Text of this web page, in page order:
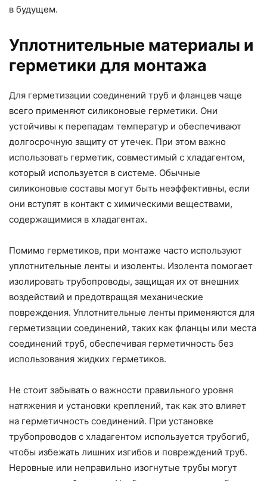
в будущем.
Уплотнительные материалы и
герметики для монтажа
Для герметизации соединений труб и фланцев чаще
всего применяют силиконовые герметики. Они
устойчивы к перепадам температур и обеспечивают
долгосрочную защиту от утечек. При этом важно
использовать герметик, совместимый с хладагентом,
который используется в системе. Обычные
силиконовые составы могут быть неэффективны, если
они вступят в контакт с химическими веществами,
содержащимися в хладагентах.
Помимо герметиков, при монтаже часто используют
уплотнительные ленты и изоленты. Изолента помогает
изолировать трубопроводы, защищая их от внешних
воздействий и предотвращая механические
повреждения. Уплотнительные ленты применяются для
герметизации соединений, таких как фланцы или места
соединений труб, обеспечивая герметичность без
использования жидких герметиков.
Не стоит забывать о важности правильного уровня
натяжения и установки креплений, так как это влияет
на герметичность соединений. При установке
трубопроводов с хладагентом используется трубогиб,
чтобы избежать лишних изгибов и повреждений труб.
Неровные или неправильно изогнутые трубы могут